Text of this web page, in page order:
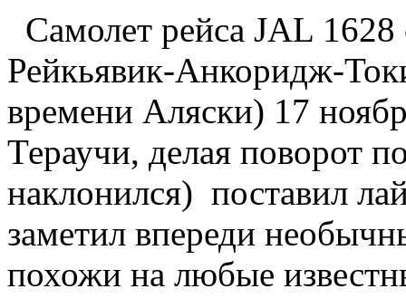
Самолет рейса JAL
Рейкьявик-Анкоридж-
времени Аляски) 17
Тераучи, делая поворот
наклонился) поставил
заметил впереди
похожи на любые